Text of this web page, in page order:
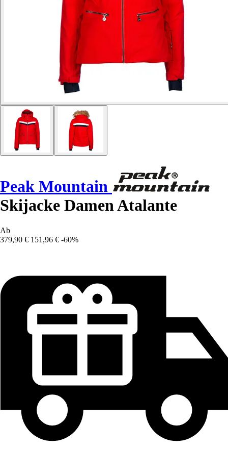
Peak Mountain
Skijacke Damen Atalante
Ab
379,90 € 151,96 € -60%